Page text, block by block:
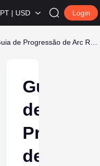
PT | USD Login
Guia
de
de